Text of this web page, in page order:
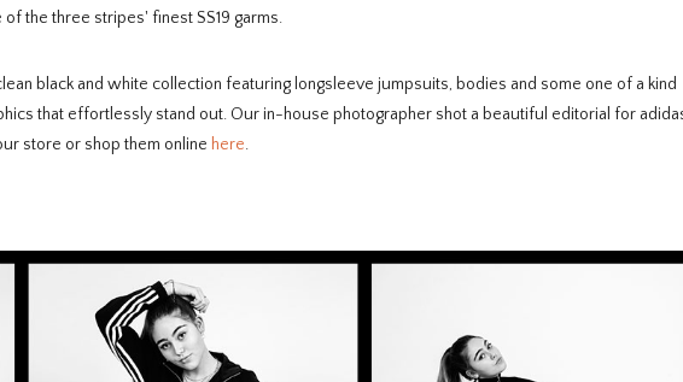
the three stripes' finest SS19 garms.
black and white collection featuring longsleeve jumpsuits, bodies and some one of a kind
that effortlessly stand out. Our in-house photographer shot a beautiful editorial for
store or shop them online here.